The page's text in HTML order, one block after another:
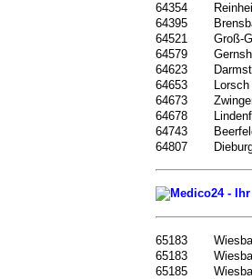
64354
64395
64521
Groß-
64579
64623
64653
Lorsch
64673
64678
64743
64807
65183
65183
65185